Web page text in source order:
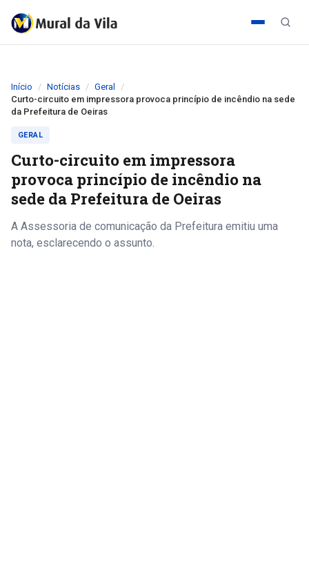
Início Notícias
Geral
Curto-circuito em impressora provoca princípio de incêndio na sede
da Prefeitura de Oeiras
GERAL
Curto-circuito em impressora
provoca princípio de incêndio na
sede da Prefeitura de Oeiras
A Assessoria de comunicação da Prefeitura emitiu uma
nota, esclarecendo o assunto.